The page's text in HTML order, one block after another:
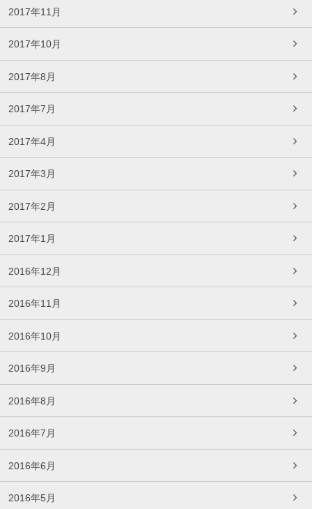
2017年11月
2017年10月
2017年8月
2017年7月
2017年4月
2017年3月
2017年2月
2017年1月
2016年12月
2016年11月
2016年10月
2016年9月
2016年8月
2016年7月
2016年6月
2016年5月